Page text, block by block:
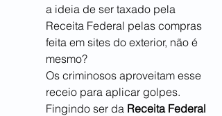
a ideia de ser taxado pela
Receita Federal pelas compras
feita em sites do exterior, não é
mesmo?
Os criminosos aproveitam esse
receio para aplicar golpes.
Fingindo ser da Receita Federal